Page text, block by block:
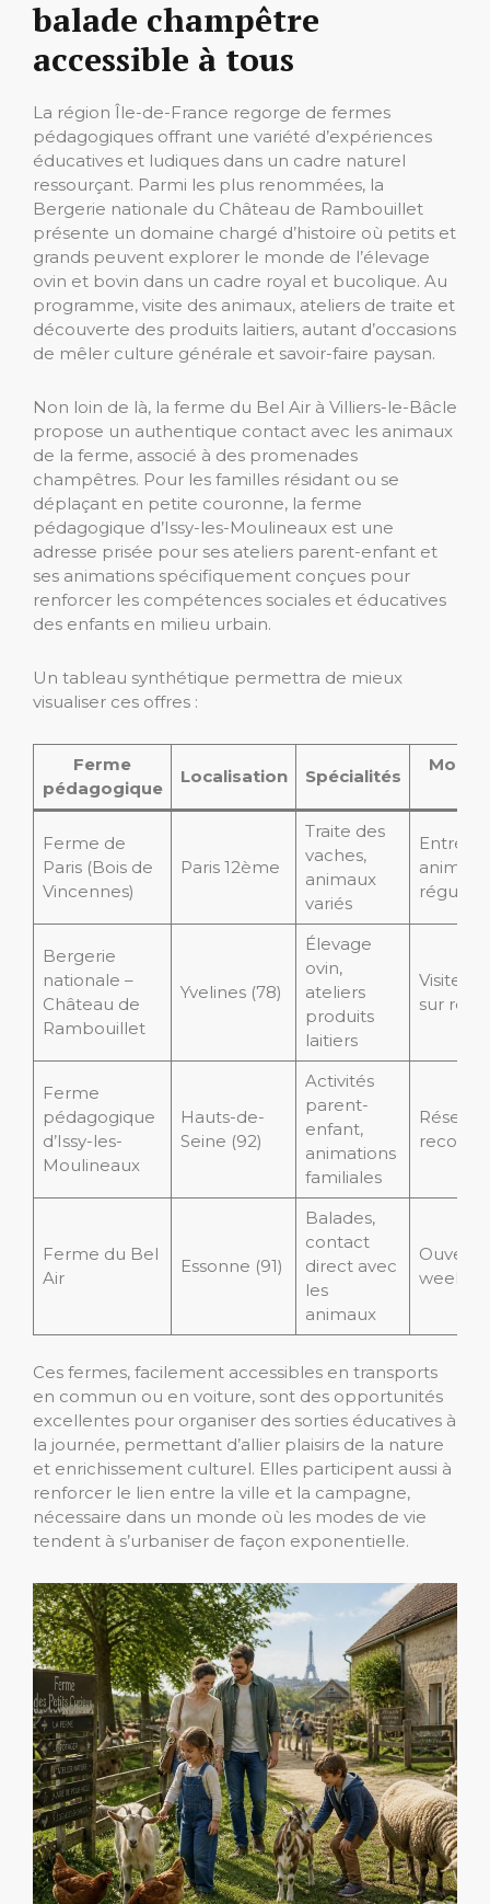
balade champêtre
accessible à tous
La région Île-de-France regorge de fermes
pédagogiques offrant une variété d’expériences
éducatives et ludiques dans un cadre naturel
ressourçant. Parmi les plus renommées, la
Bergerie nationale du Château de Rambouillet
présente un domaine chargé d’histoire où petits et
grands peuvent explorer le monde de l’élevage
ovin et bovin dans un cadre royal et bucolique. Au
programme, visite des animaux, ateliers de traite et
découverte des produits laitiers, autant d’occasions
de mêler culture générale et savoir-faire paysan.
Non loin de là, la ferme du Bel Air à Villiers-le-Bâcle
propose un authentique contact avec les animaux
de la ferme, associé à des promenades
champêtres. Pour les familles résidant ou se
déplaçant en petite couronne, la ferme
pédagogique d’Issy-les-Moulineaux est une
adresse prisée pour ses ateliers parent-enfant et
ses animations spécifiquement conçues pour
renforcer les compétences sociales et éducatives
des enfants en milieu urbain.
Un tableau synthétique permettra de mieux
visualiser ces offres :
Ferme
pédagogique
Localisation Spécialités
Ferme de
Paris (Bois de
Vincennes)
Paris 12ème
Traite des
vaches,
animaux
variés
Entrée
Bergerie
nationale –
Château de
Rambouillet
Yvelines (78)
Élevage
ovin,
ateliers
produits
laitiers
Visites
sur
Ferme
pédagogique
d’Issy-les-
Moulineaux
Hauts-de-
Seine (92)
Activités
parent-
enfant,
animations
familiales
Ferme du Bel
Air
Essonne (91)
Balades,
contact
direct avec
les
animaux
Ces fermes, facilement accessibles en transports
en commun ou en voiture, sont des opportunités
excellentes pour organiser des sorties éducatives à
la journée, permettant d’allier plaisirs de la nature
et enrichissement culturel. Elles participent aussi à
renforcer le lien entre la ville et la campagne,
nécessaire dans un monde où les modes de vie
tendent à s’urbaniser de façon exponentielle.